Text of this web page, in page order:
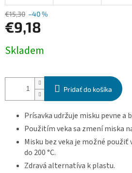
€15,30 –40 %
€9,18
cena:
Skladem
Pridať do košíka
Prísavka udržuje misku pevne a
Použitím veka sa zmení miska
Misku bez veka je možné
do 200 °C.
Zdravá alternatíva k plastu.